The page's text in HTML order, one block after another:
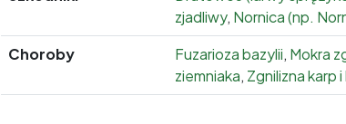
zjadliwy, Nornica (np.
Choroby
Fuzarioza bazylii, Mokra
ziemniaka, Zgnilizna karp i